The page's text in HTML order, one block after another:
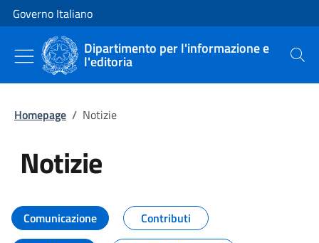
Vai al contenuto
Vai alla navigazione del sito
Governo Italiano
Dipartimento per l'informazione e
l'editoria Cerca
Homepage / Notizie
Notizie
Tutti i contenuti della pagina
Comunicazione
Contributi